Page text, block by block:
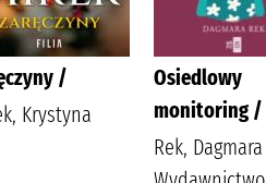
/
Krystyna
Osiedlowy
monitoring /
Rek, Dagmara